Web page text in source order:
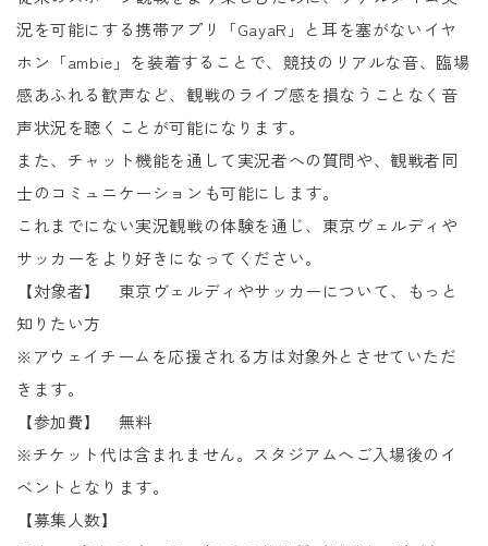
況を可能にする携帯アプリ「GayaR」と耳を塞がないイヤ
ホン「ambie」を装着することで、競技のリアルな音、臨場
感あふれる歓声など、観戦のライブ感を損なうことなく音
声状況を聴くことが可能になります。
また、チャット機能を通して実況者への質問や、観戦者同
士のコミュニケーションも可能にします。
これまでにない実況観戦の体験を通じ、東京ヴェルディや
サッカーをより好きになってください。
【対象者】 東京ヴェルディやサッカーについて、もっと
知りたい方
※アウェイチームを応援される方は対象外とさせていただ
きます。
【参加費】 無料
※チケット代は含まれません。スタジアムへご入場後のイ
ベントとなります。
【募集人数】